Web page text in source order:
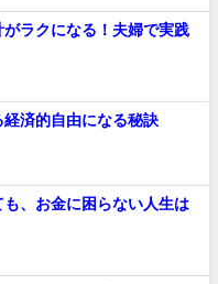
ラクになる！夫婦で実践
済的自由になる秘訣
も、お金に困らない人生は